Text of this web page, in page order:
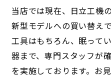
当店では現在、日立工機
新型モデルへの買い替え
工具はもちろん、眠って
器まで、専門スタッフが
を実施しております。お